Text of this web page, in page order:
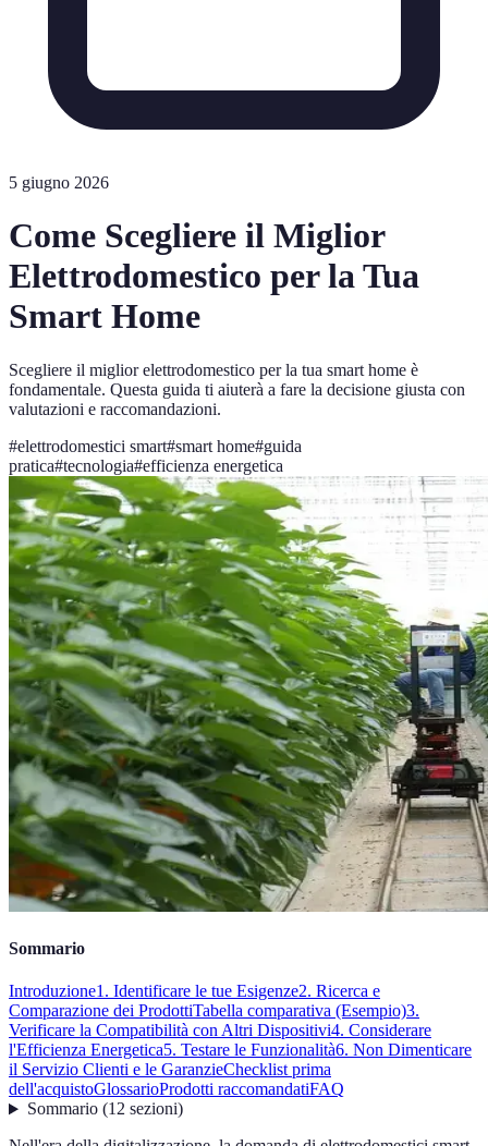
5 giugno 2026
Come Scegliere il Miglior
Elettrodomestico per la Tua
Smart Home
Scegliere il miglior elettrodomestico per la tua smart home è
fondamentale. Questa guida ti aiuterà a fare la decisione giusta con
valutazioni e raccomandazioni.
#elettrodomestici smart#smart home#guida
pratica#tecnologia#efficienza energetica
Sommario
Introduzione1. Identificare le tue Esigenze2. Ricerca e
Comparazione dei ProdottiTabella comparativa (Esempio)3.
Verificare la Compatibilità con Altri Dispositivi4. Considerare
l'Efficienza Energetica5. Testare le Funzionalità6. Non Dimenticare
il Servizio Clienti e le GaranzieChecklist prima
dell'acquistoGlossarioProdotti raccomandatiFAQ
Sommario(12 sezioni)